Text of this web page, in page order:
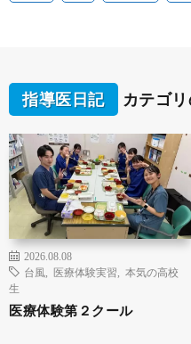
指導医日記 カテゴ
2026.08.08
台風
医療体験実習
本気の高校
生
医療体験第２クール